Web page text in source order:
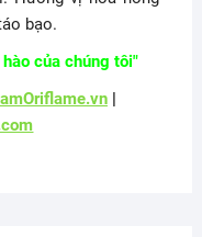
bạo.
của chúng tôi"
|